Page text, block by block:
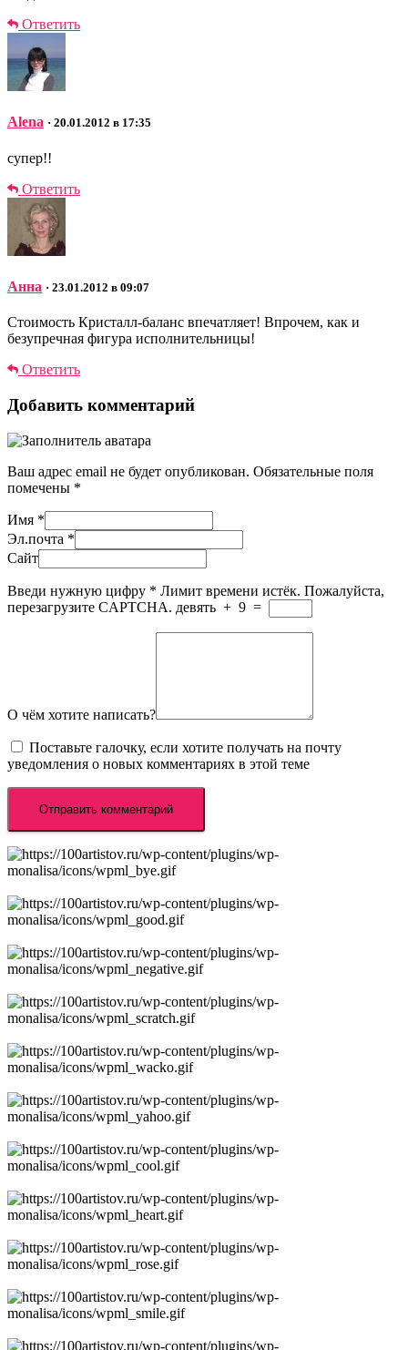
Ответить
Alena · 20.01.2012 в 17:35
супер!!
Ответить
Анна · 23.01.2012 в 09:07
Стоимость Кристалл-баланс впечатляет! Впрочем, как и
безупречная фигура исполнительницы!
Ответить
Добавить комментарий
Ваш адрес email не будет опубликован. Обязательные поля
помечены *
Имя *
Эл.почта *
Сайт
Введи нужную цифру * Лимит времени истёк. Пожалуйста,
перезагрузите CAPTCHA. девять + 9 =
О чём хотите написать?
Поставьте галочку, если хотите получать на почту
уведомления о новых комментариях в этой теме